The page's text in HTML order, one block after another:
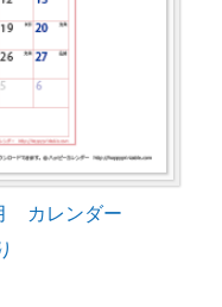
カレンダー